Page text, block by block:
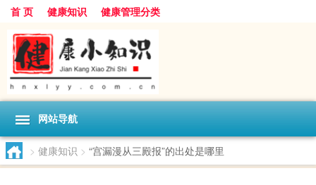
首 页 健康知识 健康管理分类
网站导航
> 健康知识 > “宫漏漫从三殿报”的出处是哪里